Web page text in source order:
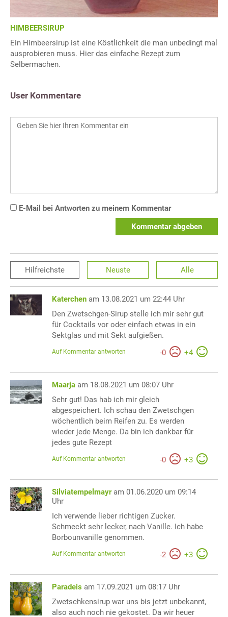
HIMBEERSIRUP
Ein Himbeersirup ist eine Köstlichkeit die man unbedingt mal
ausprobieren muss. Hier das einfache Rezept zum
Selbermachen.
User Kommentare
E-Mail bei Antworten zu meinem Kommentar
Kommentar abgeben
Hilfreichste Neuste Alle
Katerchen am 13.08.2021 um 22:44 Uhr
Den Zwetschgen-Sirup stelle ich mir sehr gut
für Cocktails vor oder einfach etwas in ein
Sektglas und mit Sekt aufgießen.
-0 +4
Auf Kommentar antworten
Maarja am 18.08.2021 um 08:07 Uhr
Sehr gut! Das hab ich mir gleich
abgespeichert. Ich schau den Zwetschgen
wöchentlich beim Reifen zu. Es werden
wieder jede Menge. Da bin ich dankbar für
jedes gute Rezept
-0 +3
Auf Kommentar antworten
Silviatempelmayr am 01.06.2020 um 09:14
Uhr
Ich verwende lieber richtigen Zucker.
Schmeckt sehr lecker, nach Vanille. Ich habe
Borbounvanille genommen.
-2 +3
Auf Kommentar antworten
Paradeis am 17.09.2021 um 08:17 Uhr
Zwetschkensirup war uns bis jetzt unbekannt,
also auch noch nie gekostet. Da wir heuer